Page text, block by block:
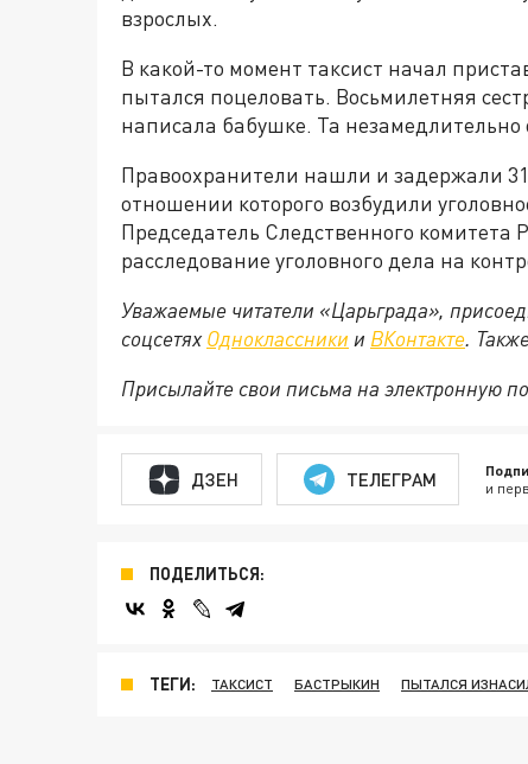
взрослых.
В какой-то момент таксист начал
пытался поцеловать. Восьмилетняя
написала бабушке. Та
Правоохранители нашли и задержали
отношении которого возбудили
Председатель Следственного комитета
расследование уголовного дела на
Уважаемые читатели «Царьграда»,
соцсетях Одноклассники и ВКонтакте.
Присылайте свои письма на электронную
ДЗЕН ТЕЛЕГРАМ и
ПОДЕЛИТЬСЯ:
ТЕГИ: ТАКСИСТ БАСТРЫКИН ПЫТАЛСЯ